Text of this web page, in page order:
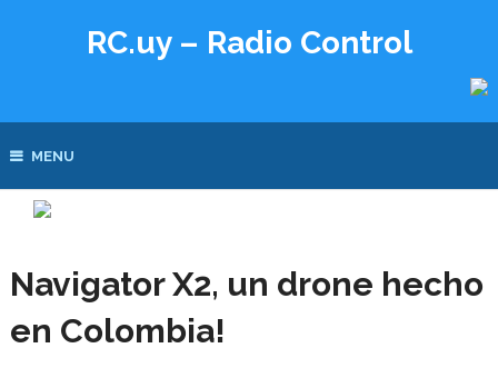
RC.uy – Radio Control
MENU
Navigator X2, un drone hecho
en Colombia!